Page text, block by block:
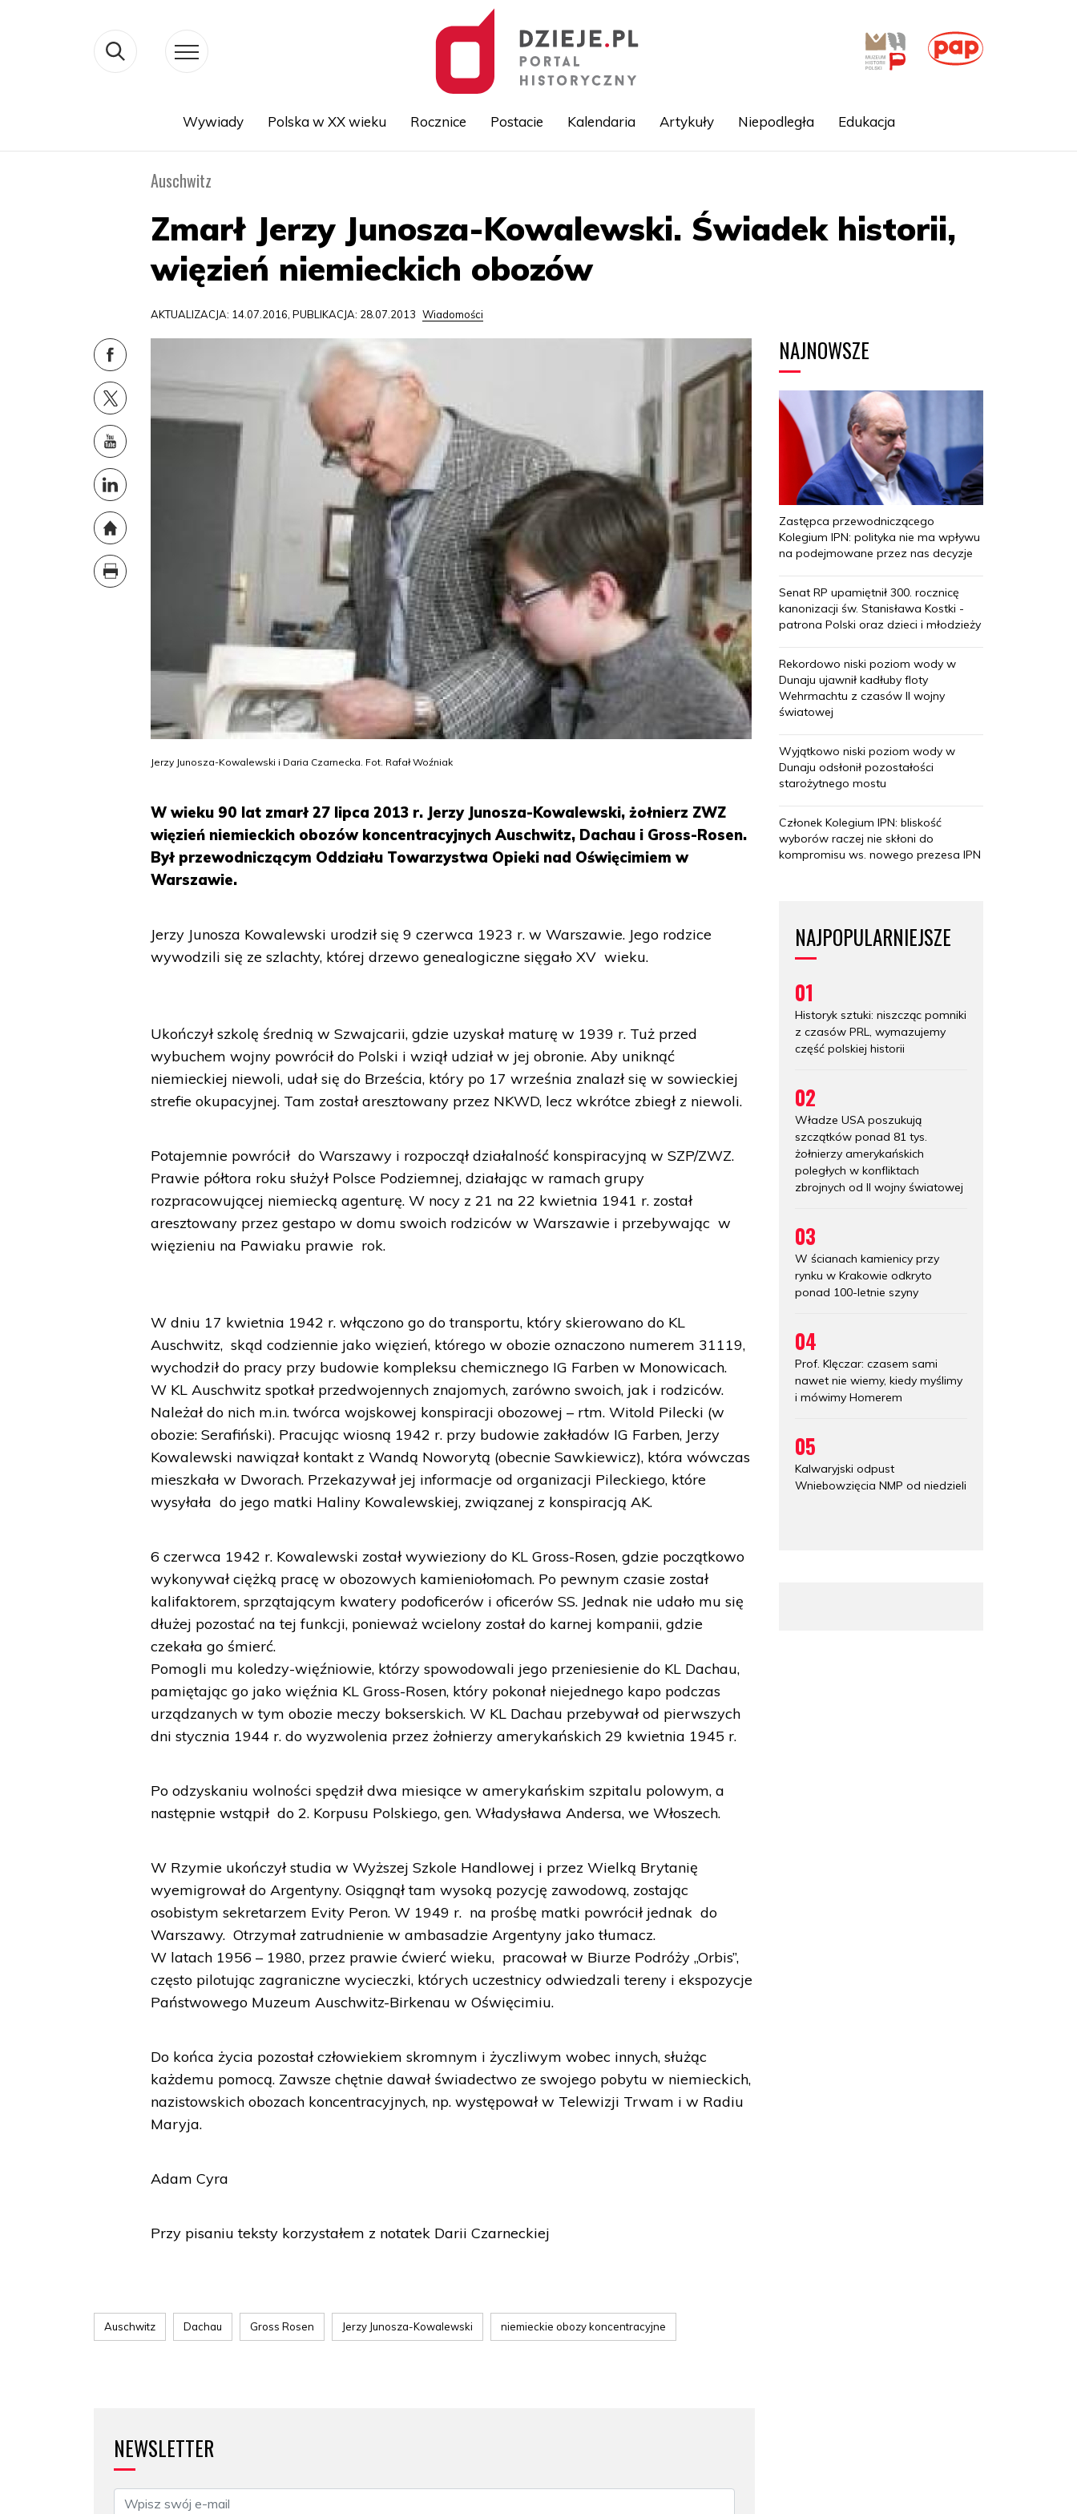
Wywiady Polska w XX wieku Rocznice Postacie Kalendaria Artykuły Niepodległa Edukacja
Auschwitz
Zmarł Jerzy Junosza-Kowalewski. Świadek historii,
więzień niemieckich obozów
AKTUALIZACJA: 14.07.2016, PUBLIKACJA: 28.07.2013 Wiadomości
Jerzy Junosza-Kowalewski i Daria Czarnecka. Fot. Rafał Woźniak
W wieku 90 lat zmarł 27 lipca 2013 r. Jerzy Junosza-Kowalewski, żołnierz ZWZ
więzień niemieckich obozów koncentracyjnych Auschwitz, Dachau i Gross-Rosen.
Był przewodniczącym Oddziału Towarzystwa Opieki nad Oświęcimiem w
Warszawie.
Jerzy Junosza Kowalewski urodził się 9 czerwca 1923 r. w Warszawie. Jego rodzice
wywodzili się ze szlachty, której drzewo genealogiczne sięgało XV wieku.
Ukończył szkolę średnią w Szwajcarii, gdzie uzyskał maturę w 1939 r. Tuż przed
wybuchem wojny powrócił do Polski i wziął udział w jej obronie. Aby uniknąć
niemieckiej niewoli, udał się do Brześcia, który po 17 września znalazł się w sowieckiej
strefie okupacyjnej. Tam został aresztowany przez NKWD, lecz wkrótce zbiegł z niewoli.
Potajemnie powrócił do Warszawy i rozpoczął działalność konspiracyjną w SZP/ZWZ.
Prawie półtora roku służył Polsce Podziemnej, działając w ramach grupy
rozpracowującej niemiecką agenturę. W nocy z 21 na 22 kwietnia 1941 r. został
aresztowany przez gestapo w domu swoich rodziców w Warszawie i przebywając w
więzieniu na Pawiaku prawie rok.
W dniu 17 kwietnia 1942 r. włączono go do transportu, który skierowano do KL
Auschwitz, skąd codziennie jako więzień, którego w obozie oznaczono numerem 31119,
wychodził do pracy przy budowie kompleksu chemicznego IG Farben w Monowicach.
W KL Auschwitz spotkał przedwojennych znajomych, zarówno swoich, jak i rodziców.
Należał do nich m.in. twórca wojskowej konspiracji obozowej – rtm. Witold Pilecki (w
obozie: Serafiński). Pracując wiosną 1942 r. przy budowie zakładów IG Farben, Jerzy
Kowalewski nawiązał kontakt z Wandą Noworytą (obecnie Sawkiewicz), która wówczas
mieszkała w Dworach. Przekazywał jej informacje od organizacji Pileckiego, które
wysyłała do jego matki Haliny Kowalewskiej, związanej z konspiracją AK.
6 czerwca 1942 r. Kowalewski został wywieziony do KL Gross-Rosen, gdzie początkowo
wykonywał ciężką pracę w obozowych kamieniołomach. Po pewnym czasie został
kalifaktorem, sprzątającym kwatery podoficerów i oficerów SS. Jednak nie udało mu się
dłużej pozostać na tej funkcji, ponieważ wcielony został do karnej kompanii, gdzie
czekała go śmierć.
Pomogli mu koledzy-więźniowie, którzy spowodowali jego przeniesienie do KL Dachau,
pamiętając go jako więźnia KL Gross-Rosen, który pokonał niejednego kapo podczas
urządzanych w tym obozie meczy bokserskich. W KL Dachau przebywał od pierwszych
dni stycznia 1944 r. do wyzwolenia przez żołnierzy amerykańskich 29 kwietnia 1945 r.
Po odzyskaniu wolności spędził dwa miesiące w amerykańskim szpitalu polowym, a
następnie wstąpił do 2. Korpusu Polskiego, gen. Władysława Andersa, we Włoszech.
W Rzymie ukończył studia w Wyższej Szkole Handlowej i przez Wielką Brytanię
wyemigrował do Argentyny. Osiągnął tam wysoką pozycję zawodową, zostając
osobistym sekretarzem Evity Peron. W 1949 r. na prośbę matki powrócił jednak do
Warszawy. Otrzymał zatrudnienie w ambasadzie Argentyny jako tłumacz.
W latach 1956 – 1980, przez prawie ćwierć wieku, pracował w Biurze Podróży „Orbis”,
często pilotując zagraniczne wycieczki, których uczestnicy odwiedzali tereny i ekspozycje
Państwowego Muzeum Auschwitz-Birkenau w Oświęcimiu.
Do końca życia pozostał człowiekiem skromnym i życzliwym wobec innych, służąc
każdemu pomocą. Zawsze chętnie dawał świadectwo ze swojego pobytu w niemieckich,
nazistowskich obozach koncentracyjnych, np. występował w Telewizji Trwam i w Radiu
Maryja.
Adam Cyra
Przy pisaniu teksty korzystałem z notatek Darii Czarneckiej
Auschwitz Dachau Gross Rosen Jerzy Junosza-Kowalewski niemieckie obozy koncentracyjne
NEWSLETTER
NAJNOWSZE
Zastępca przewodniczącego
Kolegium IPN: polityka nie ma wpływu
na podejmowane przez nas decyzje
Senat RP upamiętnił 300. rocznicę
kanonizacji św. Stanisława Kostki -
patrona Polski oraz dzieci i młodzieży
Rekordowo niski poziom wody w
Dunaju ujawnił kadłuby floty
Wehrmachtu z czasów II wojny
światowej
Wyjątkowo niski poziom wody w
Dunaju odsłonił pozostałości
starożytnego mostu
Członek Kolegium IPN: bliskość
wyborów raczej nie skłoni do
kompromisu ws. nowego prezesa IPN
NAJPOPULARNIEJSZE
01
Historyk sztuki: niszcząc pomniki
z czasów PRL, wymazujemy
część polskiej historii
02
Władze USA poszukują
szczątków ponad 81 tys.
żołnierzy amerykańskich
poległych w konfliktach
zbrojnych od II wojny światowej
03
W ścianach kamienicy przy
rynku w Krakowie odkryto
ponad 100-letnie szyny
04
Prof. Klęczar: czasem sami
nawet nie wiemy, kiedy myślimy
i mówimy Homerem
05
Kalwaryjski odpust
Wniebowzięcia NMP od niedzieli